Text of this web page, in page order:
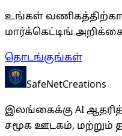
உங்கள்
மார்க்கெட்டிங்
தொடங்குங்கள்
SafeNetCreations
இலங்கைக்கு AI
சமூக ஊடகம், மற்றும்